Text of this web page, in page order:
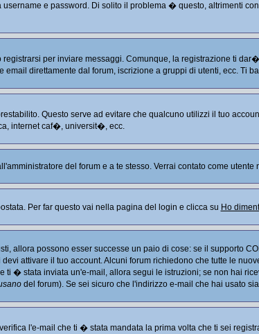
e password. Di solito il problema � questo, altrimenti
per inviare messaggi. Comunque, la registrazione ti
direttamente dal forum, iscrizione a gruppi di utenti, ecc. Ti
Questo serve ad evitare che qualcuno utilizzi il tuo
internet caf�, universit�, ecc.
del forum e a te stesso. Verrai contato come utente
Per far questo vai nella pagina del login e clicca su Ho
allora possono esser successe un paio di cose: se il supporto
attivare il tuo account. Alcuni forum richiedono che tutte le
� stata inviata un'e-mail, allora segui le istruzioni; se non hai
del forum). Se sei sicuro che l'indirizzo e-mail che hai usato
l'e-mail che ti � stata mandata la prima volta che ti sei